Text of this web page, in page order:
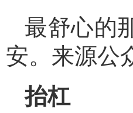
最舒心的
安。来源公
抬杠